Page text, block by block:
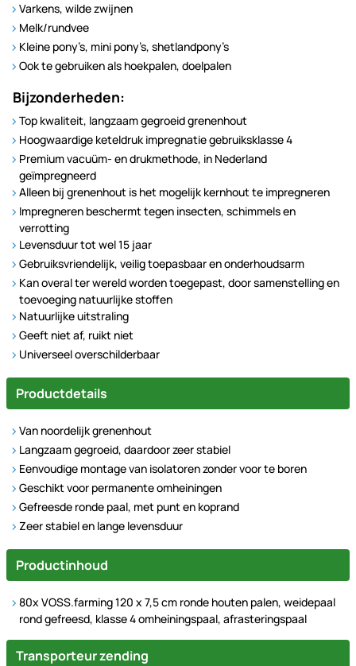
Varkens, wilde zwijnen
Melk/rundvee
Kleine pony’s, mini pony’s, shetlandpony’s
Ook te gebruiken als hoekpalen, doelpalen
Bijzonderheden:
Top kwaliteit, langzaam gegroeid grenenhout
Hoogwaardige keteldruk impregnatie gebruiksklasse 4
Premium vacuüm- en drukmethode, in Nederland
geïmpregneerd
Alleen bij grenenhout is het mogelijk kernhout te impregneren
Impregneren beschermt tegen insecten, schimmels en
verrotting
Levensduur tot wel 15 jaar
Gebruiksvriendelijk, veilig toepasbaar en onderhoudsarm
Kan overal ter wereld worden toegepast, door samenstelling en
toevoeging natuurlijke stoffen
Natuurlijke uitstraling
Geeft niet af, ruikt niet
Universeel overschilderbaar
Productdetails
Van noordelijk grenenhout
Langzaam gegroeid, daardoor zeer stabiel
Eenvoudige montage van isolatoren zonder voor te boren
Geschikt voor permanente omheiningen
Gefreesde ronde paal, met punt en koprand
Zeer stabiel en lange levensduur
Productinhoud
80x VOSS.farming 120 x 7,5 cm ronde houten palen, weidepaal
rond gefreesd, klasse 4 omheiningspaal, afrasteringspaal
Transporteur zending